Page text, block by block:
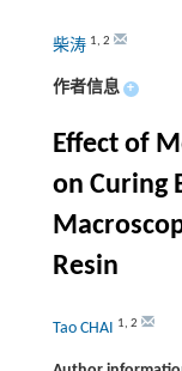
柴涛 1, 2
作者信息 +
Effect of
on Curing
Resin
Tao CHAI 1, 2